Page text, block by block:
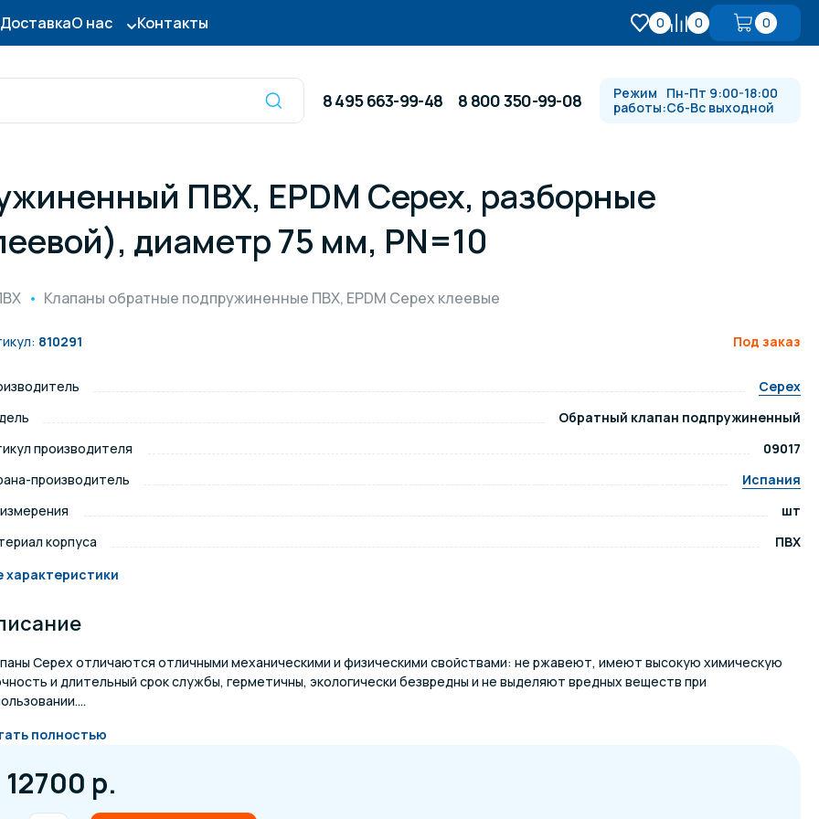
ДоставкаО нас Контакты 0 0 0
для бассейна
Оборудование для
дезинфекции
Противотоки и гидромассажи
и поручни Готовые бассейны и купели
покрытия
и подсветка для
материалы
8 495 663-99-48 8 800 350-99-08
Режим
работы:
Пн-Пт 9:00-18:00
Сб-Вс выходной
ПВХ, EPDM Cepex, разборные
диаметр 75 мм, PN=10
Клапаны обратные подпружиненные ПВХ, EPDM Cepex клеевые
810291 Под заказ
Cepex
Обратный клапан подпружиненный
производителя
09017
производитель
Испания
шт
корпуса
ПВХ
характеристики
Cepex отличаются отличными механическими и физическими свойствами: не ржавеют, имеют высокую химическую
и длительный срок службы, герметичны, экологически безвредны и не выделяют вредных веществ при
полностью
12700 р.